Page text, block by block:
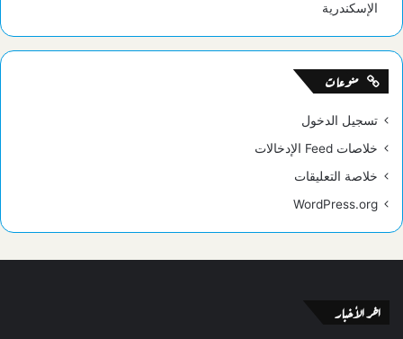
الإسكندرية
منوعات
تسجيل الدخول
خلاصات Feed الإدخالات
خلاصة التعليقات
WordPress.org
اخر الأخبار